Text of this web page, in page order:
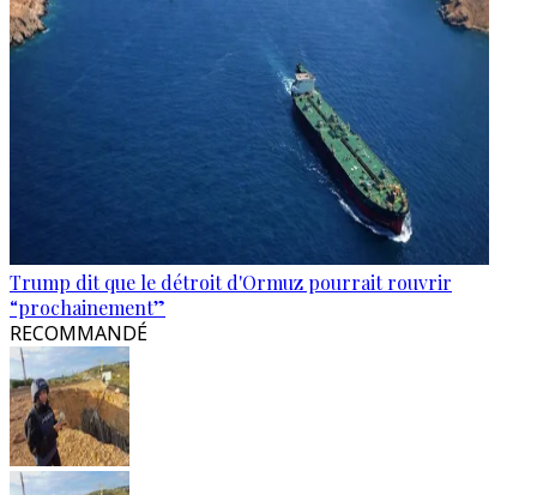
Trump dit que le détroit d'Ormuz pourrait rouvrir
“prochainement”
RECOMMANDÉ